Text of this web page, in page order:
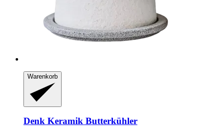
Warenkorb
Denk Keramik Butterkühler